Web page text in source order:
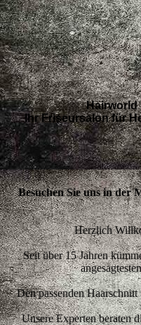
Hairworld
Ihr Friseursalon für
Besuchen Sie uns in der
Herzlich
Seit über 15 Jahren
Den passenden
Unsere Experten beraten